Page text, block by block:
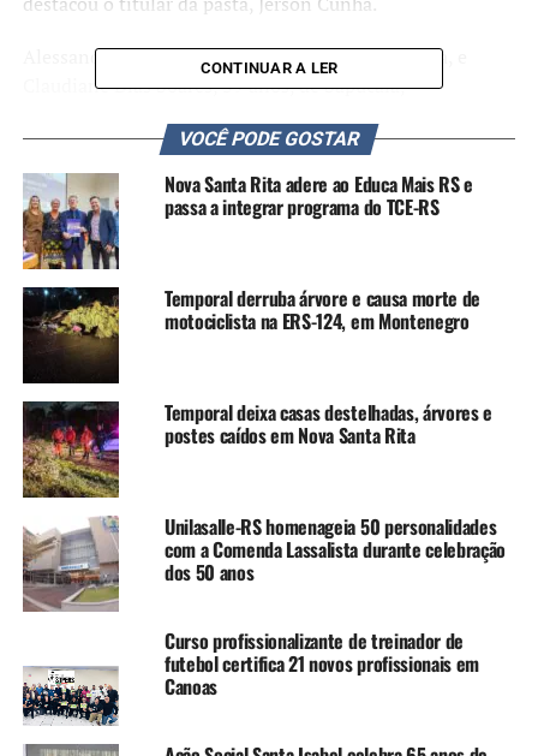
Alessandra Grillo da Silva, 32, de Nova Santa Rita, e
Claudiane Dias Soares, 39 anos, de Sapucaia,
São Luís. Para Alessandra, esta é uma oportunidade de
praticar o esporte que ela gosta desde pequena.
“Como eu enxergo pouco,
quase nada, eu acho que
tem mais acessibilidade só
com gurias deficientes,
com o treinador que nos
entende”, comentou.
Para ela, a atividade traz qualidade de vida e a faz sentir-
se mais confortável.
Bem-estar é também o que o futebol proporciona à
Claudiane. “Com certeza ele faz a diferença na vida de
qualquer um, mas para as pessoas com deficiência, muito
mais”, salienta. Sem um time para compor, ela jogava o
goalball. Quando soube, porém, da criação da equipe,
CONTINUAR A LER
VOCÊ PODE GOSTAR
Nova Santa Rita adere ao Educa Mais RS e
passa a integrar programa do TCE-RS
Temporal derruba árvore e causa morte de
motociclista na ERS-124, em Montenegro
Temporal deixa casas destelhadas, árvores e
postes caídos em Nova Santa Rita
Unilasalle-RS homenageia 50 personalidades
com a Comenda Lassalista durante celebração
dos 50 anos
Curso profissionalizante de treinador de
futebol certifica 21 novos profissionais em
Canoas